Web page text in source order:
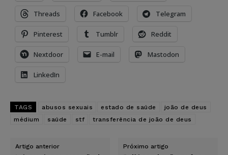
Threads Facebook Telegram
Pinterest Tumblr Reddit
Nextdoor E-mail Mastodon
LinkedIn
TAGS abusos sexuais estado de saúde
joão de deus
médium
saúde stf transferência de joão de deus
Artigo anterior Próximo artigo